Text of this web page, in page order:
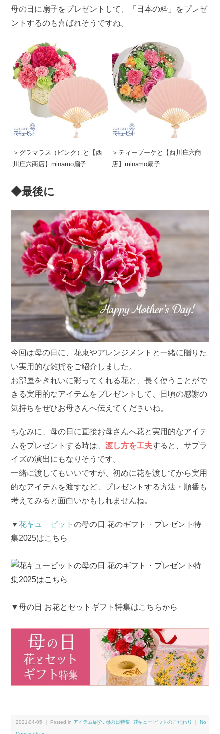
母の日に扇子をプレゼントして、「日本の粋」をプレゼ
ントするのも喜ばれそうですね。
＞グラマラス（ピンク）と【西
川庄六商店】minamo扇子
＞ティーブーケと【西川庄六商
店】minamo扇子
◆最後に
今回は母の日に、花束やアレンジメントと一緒に贈りた
い実用的な雑貨をご紹介しました。
お部屋をきれいに彩ってくれる花と、長く使うことがで
きる実用的なアイテムをプレゼントして、日頃の感謝の
気持ちをぜひお母さんへ伝えてくださいね。
ちなみに、母の日に直接お母さんへ花と実用的なアイテ
ムをプレゼントする時は、渡し方を工夫すると、サプラ
イズの演出にもなりそうです。
一緒に渡してもいいですが、初めに花を渡してから実用
的なアイテムを渡すなど、プレゼントする方法・順番も
考えてみると面白いかもしれませんね。
▼花キューピットの母の日 花のギフト・プレゼント特
集2025はこちら
▼母の日 お花とセットギフト特集はこちらから
2021-04-05 ｜ Posted in アイテム紹介 ,母の日特集 ,花キューピットのこだわり ｜No